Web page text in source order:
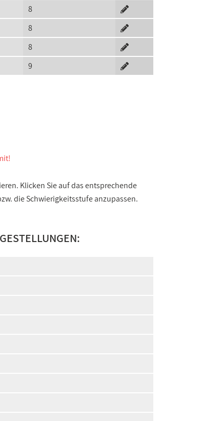
8
8
8
9
Klicken Sie auf das entsprechende
die Schwierigkeitsstufe anzupassen.